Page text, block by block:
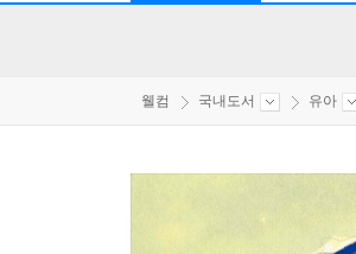
웰컴 국내도서 유아